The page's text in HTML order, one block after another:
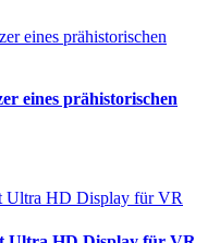
eines prähistorischen